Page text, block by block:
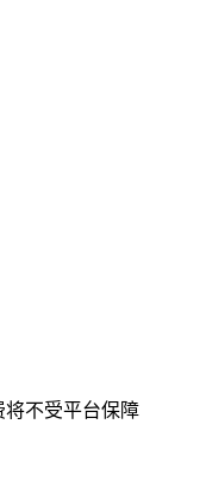
不受平台保障